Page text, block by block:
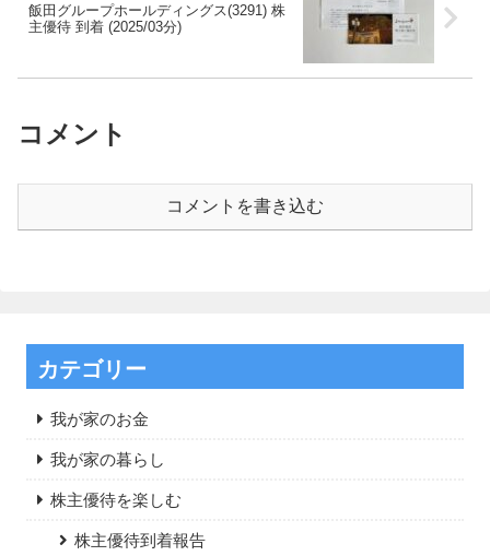
飯田グループホールディングス(3291) 株
主優待 到着 (2025/03分)
コメント
コメントを書き込む
カテゴリー
我が家のお金
我が家の暮らし
株主優待を楽しむ
株主優待到着報告